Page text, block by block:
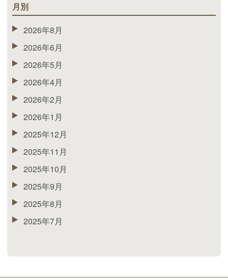
月別
2026年8月
2026年6月
2026年5月
2026年4月
2026年2月
2026年1月
2025年12月
2025年11月
2025年10月
2025年9月
2025年8月
2025年7月